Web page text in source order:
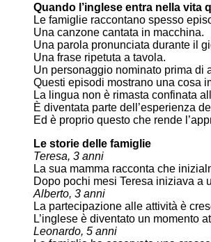
Quando l’inglese entra nella vita
Le famiglie raccontano spesso
Una canzone cantata in macchina.
Una parola pronunciata durante il
Una frase ripetuta a tavola.
Un personaggio nominato prima di
Questi episodi mostrano una cosa
La lingua non è rimasta confinata
È diventata parte dell’esperienza
Ed è proprio questo che rende
Le storie delle famiglie
Teresa, 3 anni
La sua mamma racconta che
Dopo pochi mesi Teresa iniziava a
Alberto, 3 anni
La partecipazione alle attività è
L’inglese è diventato un momento
Leonardo, 5 anni